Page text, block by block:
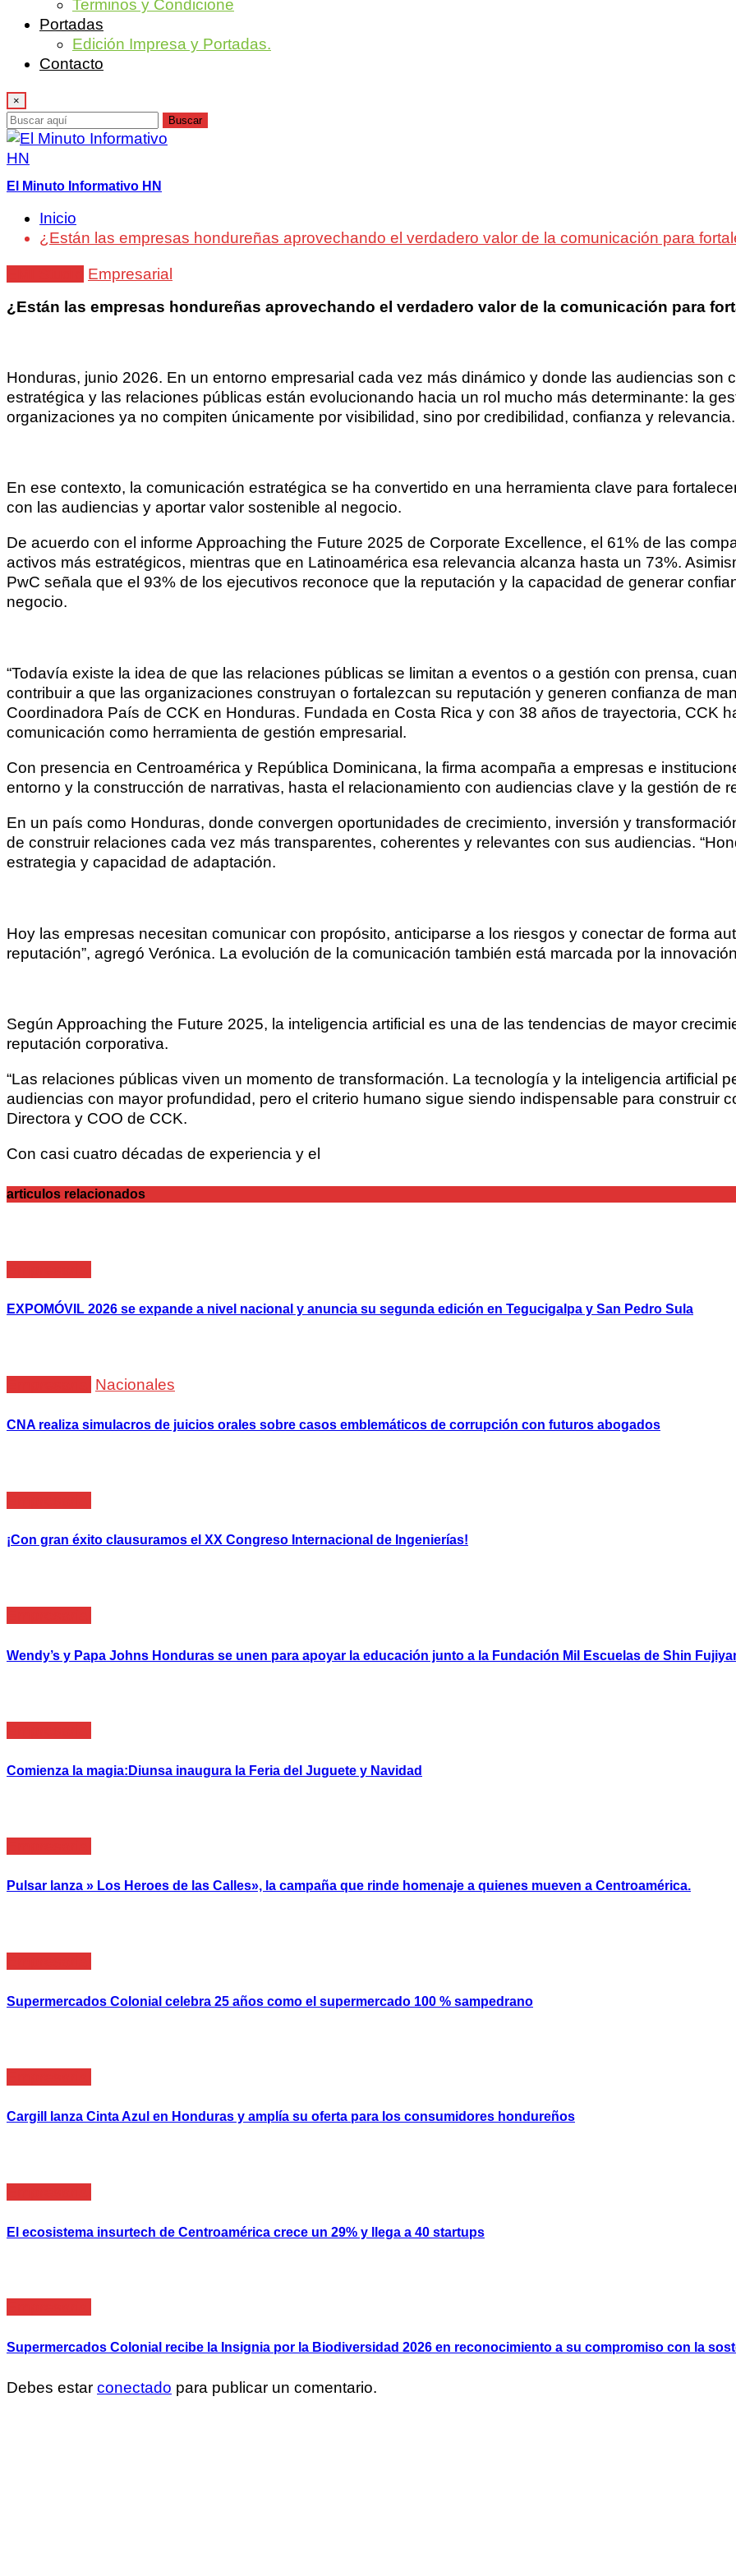
Terminos y Condicione
Portadas
Edición Impresa y Portadas.
Contacto
×
Buscar
El Minuto Informativo HN
Inicio
¿Están las empresas hondureñas aprovechando el verdadero valor de la comunicación para
Empresarial
¿Están las empresas hondureñas aprovechando el verdadero valor de la comunicación para
Honduras, junio 2026. En un entorno empresarial cada vez más dinámico y donde las audiencias son
estratégica y las relaciones públicas están evolucionando hacia un rol mucho más determinante: la
organizaciones ya no compiten únicamente por visibilidad, sino por credibilidad, confianza y relevancia.
En ese contexto, la comunicación estratégica se ha convertido en una herramienta clave para
con las audiencias y aportar valor sostenible al negocio.
De acuerdo con el informe Approaching the Future 2025 de Corporate Excellence, el 61% de las
activos más estratégicos, mientras que en Latinoamérica esa relevancia alcanza hasta un 73%.
PwC señala que el 93% de los ejecutivos reconoce que la reputación y la capacidad de generar
negocio.
“Todavía existe la idea de que las relaciones públicas se limitan a eventos o a gestión con prensa,
contribuir a que las organizaciones construyan o fortalezcan su reputación y generen confianza de
Coordinadora País de CCK en Honduras. Fundada en Costa Rica y con 38 años de trayectoria, CCK
comunicación como herramienta de gestión empresarial.
Con presencia en Centroamérica y República Dominicana, la firma acompaña a empresas e
entorno y la construcción de narrativas, hasta el relacionamiento con audiencias clave y la gestión de
En un país como Honduras, donde convergen oportunidades de crecimiento, inversión y
de construir relaciones cada vez más transparentes, coherentes y relevantes con sus audiencias.
estrategia y capacidad de adaptación.
Hoy las empresas necesitan comunicar con propósito, anticiparse a los riesgos y conectar de forma
reputación”, agregó Verónica. La evolución de la comunicación también está marcada por la
Según Approaching the Future 2025, la inteligencia artificial es una de las tendencias de mayor
reputación corporativa.
“Las relaciones públicas viven un momento de transformación. La tecnología y la inteligencia artificial
audiencias con mayor profundidad, pero el criterio humano sigue siendo indispensable para construir
Directora y COO de CCK.
Con casi cuatro décadas de experiencia y el
articulos relacionados
EXPOMÓVIL 2026 se expande a nivel nacional y anuncia su segunda edición en Tegucigalpa y San Pedro Sula
Nacionales
CNA realiza simulacros de juicios orales sobre casos emblemáticos de corrupción con futuros abogados
¡Con gran éxito clausuramos el XX Congreso Internacional de Ingenierías!
Wendy’s y Papa Johns Honduras se unen para apoyar la educación junto a la Fundación Mil Escuelas de Shin
Comienza la magia:Diunsa inaugura la Feria del Juguete y Navidad
Pulsar lanza » Los Heroes de las Calles», la campaña que rinde homenaje a quienes mueven a Centroamérica.
Supermercados Colonial celebra 25 años como el supermercado 100 % sampedrano
Cargill lanza Cinta Azul en Honduras y amplía su oferta para los consumidores hondureños
El ecosistema insurtech de Centroamérica crece un 29% y llega a 40 startups
Supermercados Colonial recibe la Insignia por la Biodiversidad 2026 en reconocimiento a su compromiso con la
Debes estar conectado para publicar un comentario.